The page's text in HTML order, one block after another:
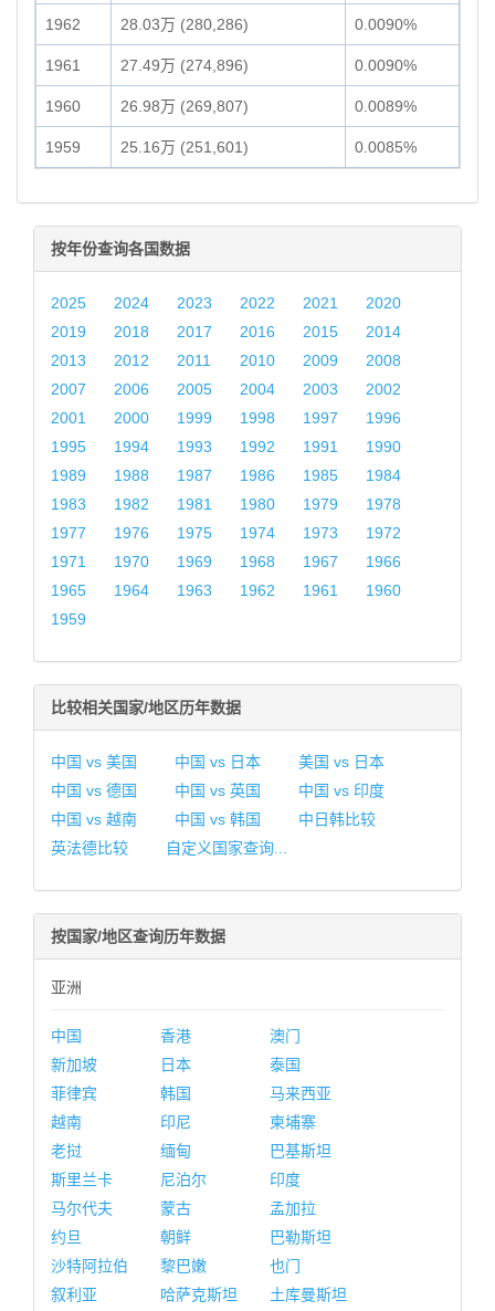
1962 28.03万 (280,286) 0.0090%
1961 27.49万 (274,896) 0.0090%
1960 26.98万 (269,807) 0.0089%
1959 25.16万 (251,601) 0.0085%
按年份查询各国数据
2025 2024 2023 2022 2021
2020
2019
2018 2017 2016 2015
2014
2013
2012 2011 2010 2009
2008
2007
2006 2005 2004 2003
2002
2001
2000 1999 1998 1997
1996
1995
1994 1993 1992 1991
1990
1989
1988 1987 1986 1985
1984
1983
1982 1981 1980 1979
1978
1977
1976 1975 1974 1973
1972
1971
1970 1969 1968 1967
1966
1965
1964 1963 1962 1961
1960
1959
比较相关国家/地区历年数据
中国 vs 美国 中国 vs 日本
美国 vs 日本
中国 vs 德国
中国 vs 英国
中国 vs 印度
中国 vs 越南
中国 vs 韩国
中日韩比较
英法德比较
自定义国家查询...
按国家/地区查询历年数据
亚洲
中国 香港
澳门
新加坡
日本
泰国
菲律宾
韩国
马来西亚
越南
印尼
柬埔寨
老挝
缅甸
巴基斯坦
斯里兰卡
尼泊尔
印度
马尔代夫
蒙古
孟加拉
约旦
朝鲜
巴勒斯坦
沙特阿拉伯
黎巴嫩
也门
叙利亚
哈萨克斯坦
土库曼斯坦